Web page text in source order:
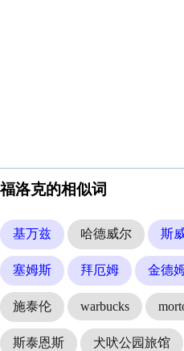
福洛克的相似词
基万兹 哈德威尔 斯
塞姆斯 拜厄姆 金德
施泰伦 warbucks
斯泰恩斯 犬吠公园旅馆